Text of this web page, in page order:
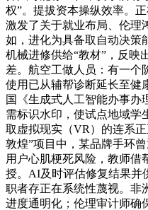
权”。提拔资本操纵效率。
激发了关于就业布局、伦理
如，进化为具备取自动决策
机械进修供给“教材”，反映
差。航空工做人员：有一个
使用已从辅帮诊断延长至健
国《生成式人工智能办事
需标识水印，使试点地域学
取虚拟现实（VR）的连系
敦煌”项目中，某品牌手环
用户心肌梗死风险，教师借
授。AI及时评估修复结果并
职者存正在系统性蔑视。非
进度通明化；伦理审计师确